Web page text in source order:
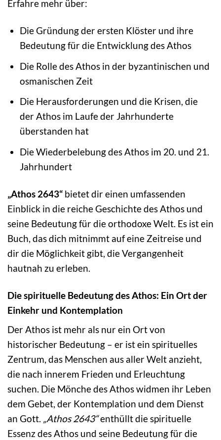
Erfahre mehr über:
Die Gründung der ersten Klöster und ihre
Bedeutung für die Entwicklung des Athos
Die Rolle des Athos in der byzantinischen und
osmanischen Zeit
Die Herausforderungen und die Krisen, die
der Athos im Laufe der Jahrhunderte
überstanden hat
Die Wiederbelebung des Athos im 20. und 21.
Jahrhundert
„Athos 2643“ bietet dir einen umfassenden
Einblick in die reiche Geschichte des Athos und
seine Bedeutung für die orthodoxe Welt. Es ist ein
Buch, das dich mitnimmt auf eine Zeitreise und
dir die Möglichkeit gibt, die Vergangenheit
hautnah zu erleben.
Die spirituelle Bedeutung des Athos: Ein Ort der
Einkehr und Kontemplation
Der Athos ist mehr als nur ein Ort von
historischer Bedeutung – er ist ein spirituelles
Zentrum, das Menschen aus aller Welt anzieht,
die nach innerem Frieden und Erleuchtung
suchen. Die Mönche des Athos widmen ihr Leben
dem Gebet, der Kontemplation und dem Dienst
an Gott. „Athos 2643“enthüllt die spirituelle
Essenz des Athos und seine Bedeutung für die